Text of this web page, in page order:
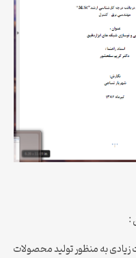
:
زیادی به منظور تولید محصولات